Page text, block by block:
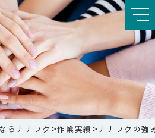
らナナフク >作業実績 >ナナフクの強